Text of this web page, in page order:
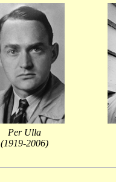
Per Ulla
(1919-2006)